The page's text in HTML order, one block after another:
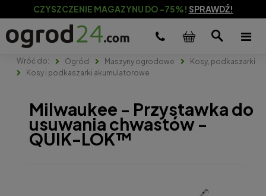
CZYSZCZENIE MAGAZYNU DO -75%! SPRAWDŹ!
Ogród Maszyny ogrodowe
Kosy, podkaszarki
Kosy i podkaszarki akumulatorowe
Milwaukee - Przystawka do
usuwania chwastów -
QUIK-LOK™